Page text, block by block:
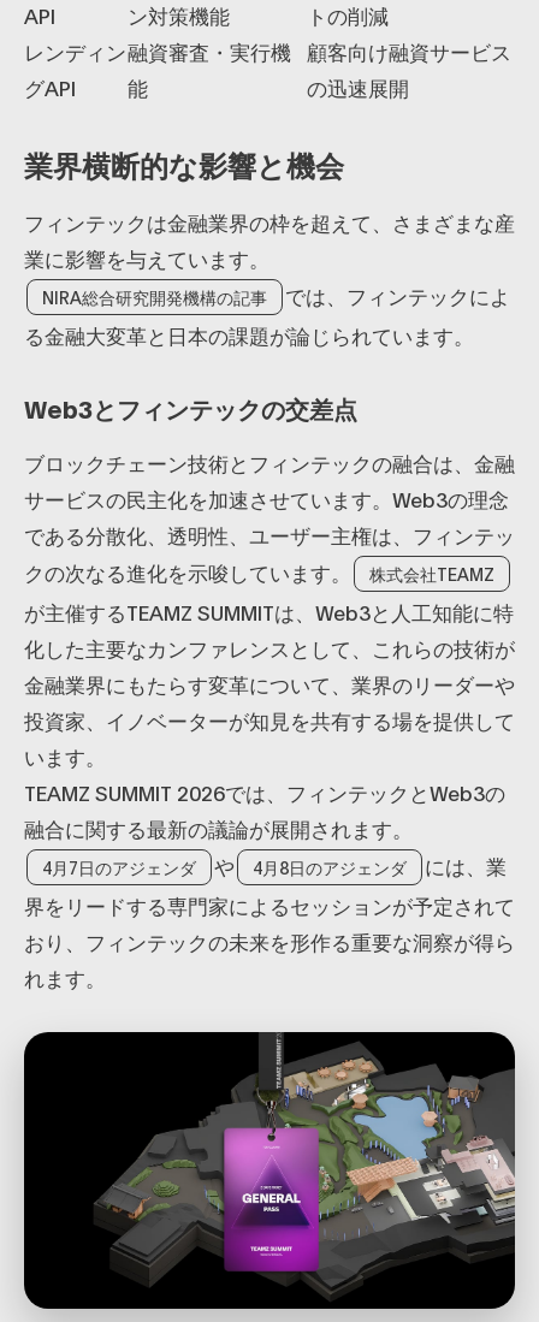
API
ン対策機能
トの削減
レンディン
グAPI
融資審査・実行機
能
顧客向け融資サービス
の迅速展開
業界横断的な影響と機会
フィンテックは金融業界の枠を超えて、さまざまな産
業に影響を与えています。
NIRA総合研究開発機構の記事
では、フィンテックによ
る金融大変革と日本の課題が論じられています。
Web3とフィンテックの交差点
ブロックチェーン技術とフィンテックの融合は、金融
サービスの民主化を加速させています。Web3の理念
である分散化、透明性、ユーザー主権は、フィンテッ
クの次なる進化を示唆しています。
株式会社TEAMZ
が主催するTEAMZ SUMMITは、Web3と人工知能に特
化した主要なカンファレンスとして、これらの技術が
金融業界にもたらす変革について、業界のリーダーや
投資家、イノベーターが知見を共有する場を提供して
います。
TEAMZ SUMMIT 2026では、フィンテックとWeb3の
融合に関する最新の議論が展開されます。
4月7日のアジェンダ や 4月8日のアジェンダ
には、業
界をリードする専門家によるセッションが予定されて
おり、フィンテックの未来を形作る重要な洞察が得ら
れます。